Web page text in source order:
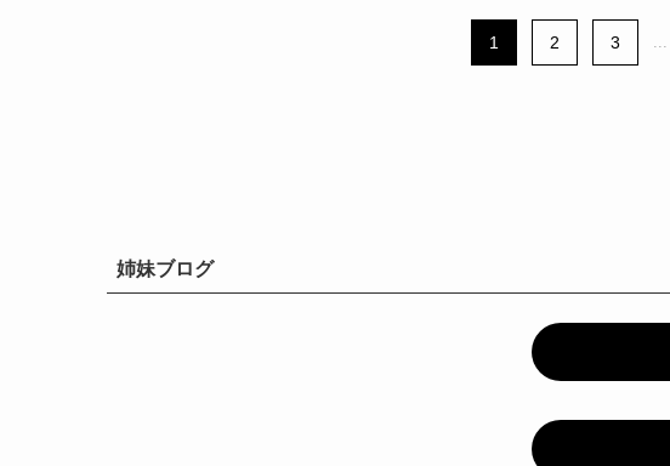
1 2 3
姉妹ブログ